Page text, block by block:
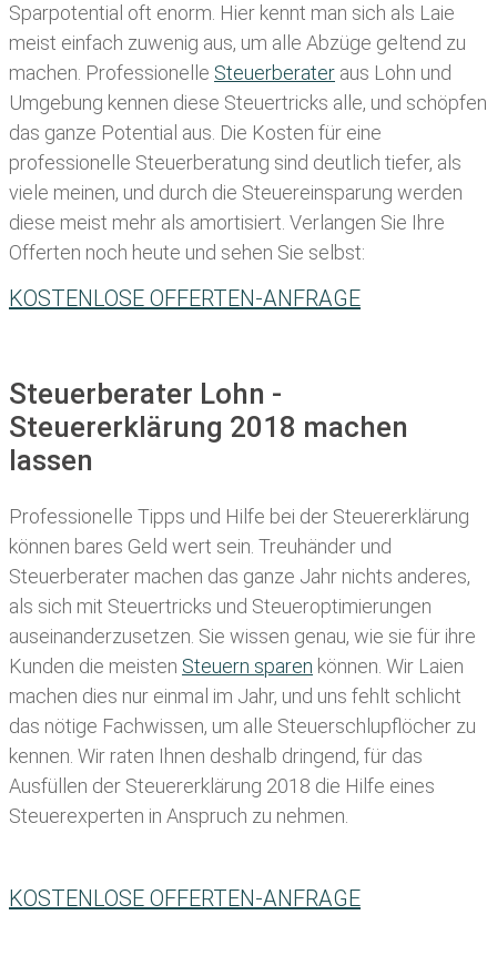
Sparpotential oft enorm. Hier kennt man sich als Laie
meist einfach zuwenig aus, um alle Abzüge geltend zu
machen. Professionelle Steuerberater aus Lohn und
Umgebung kennen diese Steuertricks alle, und schöpfen
das ganze Potential aus. Die Kosten für eine
professionelle Steuerberatung sind deutlich tiefer, als
viele meinen, und durch die Steuereinsparung werden
diese meist mehr als amortisiert. Verlangen Sie Ihre
Offerten noch heute und sehen Sie selbst:
KOSTENLOSE OFFERTEN-ANFRAGE
Steuerberater Lohn -
Steuererklärung 2018 machen
lassen
Professionelle Tipps und Hilfe bei der Steuererklärung
können bares Geld wert sein. Treuhänder und
Steuerberater machen das ganze Jahr nichts anderes,
als sich mit Steuertricks und Steueroptimierungen
auseinanderzusetzen. Sie wissen genau, wie sie für ihre
Kunden die meisten Steuern sparen können. Wir Laien
machen dies nur einmal im Jahr, und uns fehlt schlicht
das nötige Fachwissen, um alle Steuerschlupflöcher zu
kennen. Wir raten Ihnen deshalb dringend, für das
Ausfüllen der Steuererklärung 2018 die Hilfe eines
Steuerexperten in Anspruch zu nehmen.
KOSTENLOSE OFFERTEN-ANFRAGE